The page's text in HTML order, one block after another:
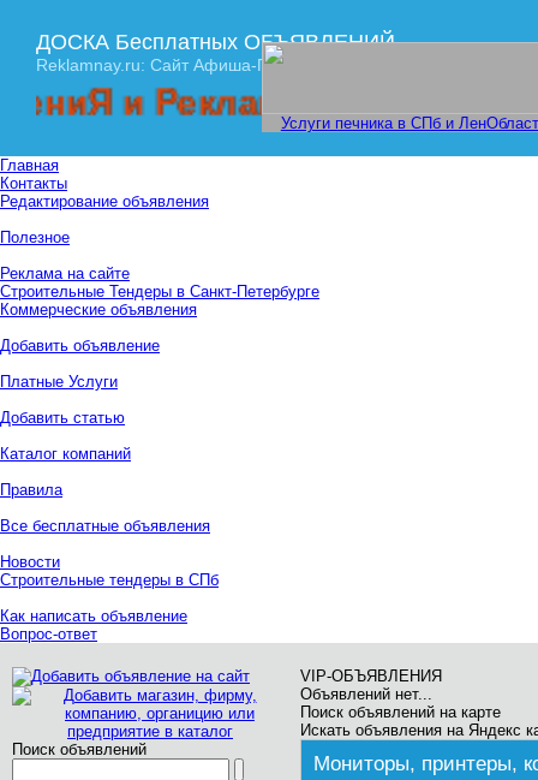
ДОСКА Бесплатных ОБЪЯВЛЕНИЙ
Reklamnay.ru: Сайт Афиша-ПРАЙМ
и Рекламы! Спешите
Услуги печника в СПб и
Главная
Контакты
Редактирование объявления
Полезное
Реклама на сайте
Строительные Тендеры в Санкт-Петербурге
Коммерческие объявления
Добавить объявление
Платные Услуги
Добавить статью
Каталог компаний
Правила
Все бесплатные объявления
Новости
Строительные тендеры в СПб
Как написать объявление
Вопрос-ответ
VIP-ОБЪЯВЛЕНИЯ
Объявлений нет...
Поиск объявлений на карте
Искать объявления на Яндекс
Мониторы, принтеры,
Поиск объявлений